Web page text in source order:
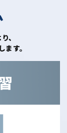
、
ます。